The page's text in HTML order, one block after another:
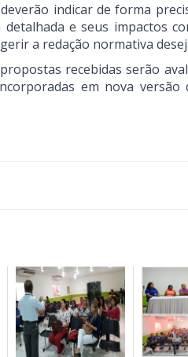
indicar de forma
e seus impactos
a redação normativa
recebidas serão
em nova